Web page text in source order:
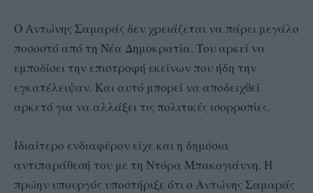
Ο Αντώνης Σαμαράς δεν χρειάζεται να πάρει μεγάλο
ποσοστό από τη Νέα Δημοκρατία. Του αρκεί να
εμποδίσει την επιστροφή εκείνων που ήδη την
εγκατέλειψαν. Και αυτό μπορεί να αποδειχθεί
αρκετό για να αλλάξει τις πολιτικές ισορροπίες.
Ιδιαίτερο ενδιαφέρον είχε και η δημόσια
αντιπαράθεσή του με τη Ντόρα Μπακογιάννη. Η
πρώην υπουργός υποστήριξε ότι ο Αντώνης Σαμαράς